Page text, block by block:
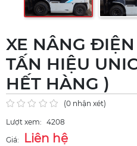
XE NÂNG
TẤN HIỆU
HẾT HÀNG )
(0 nhận xét)
Lượt xem: 4208
Giá:
Liên hệ